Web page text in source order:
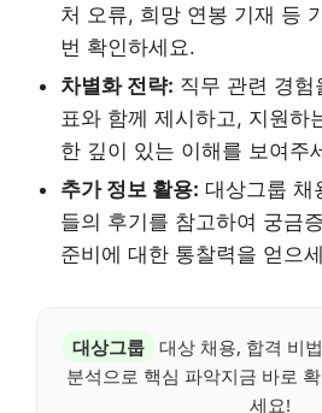
처 오류, 희망 연봉 기재 등
번 확인하세요.
차별화 전략: 직무 관련 경험
표와 함께 제시하고, 지원하
한 깊이 있는 이해를 보여주
추가 정보 활용: 대상그룹 채
들의 후기를 참고하여 궁금
준비에 대한 통찰력을 얻으
대상그룹 대상 채용, 합격 비
분석으로 핵심 파악지금 바로
세요!